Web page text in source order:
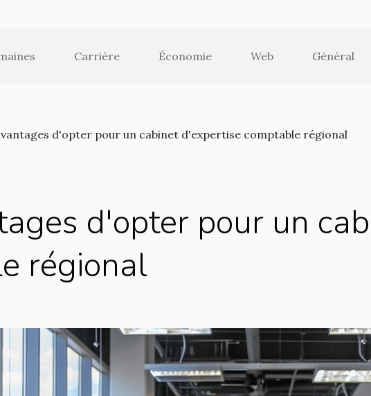
Carrière Économie Web Général
d'opter pour un cabinet d'expertise comptable régional
d'opter pour un
régional